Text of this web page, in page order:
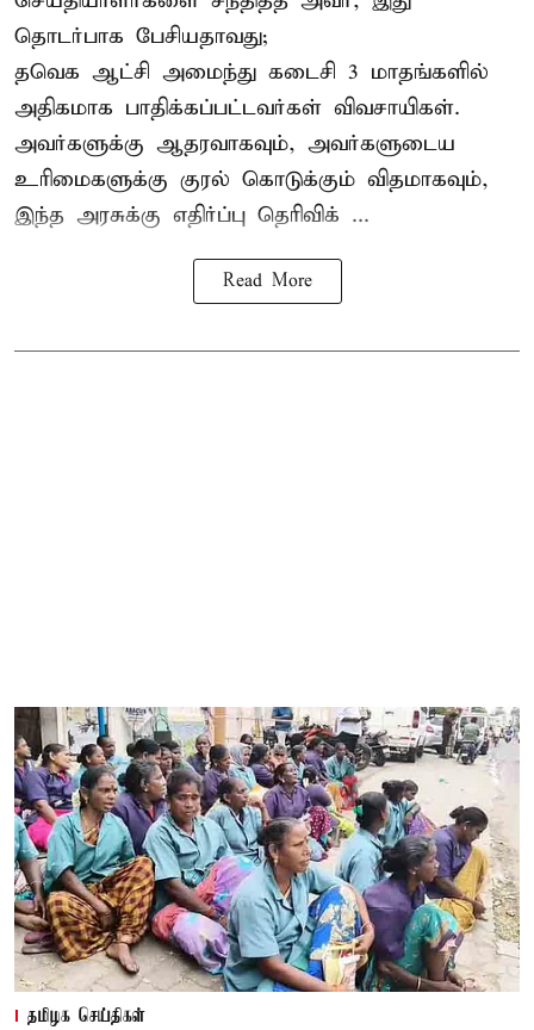
தொடர்பாக பேசியதாவது;
தவெக ஆட்சி அமைந்து கடைசி 3 மாதங்களில்
அதிகமாக பாதிக்கப்பட்டவர்கள் விவசாயிகள்.
அவர்களுக்கு ஆதரவாகவும், அவர்களுடைய
உரிமைகளுக்கு குரல் கொடுக்கும் விதமாகவும்,
இந்த அரசுக்கு எதிர்ப்பு தெரிவிக் ...
Read More
தமிழக செய்திகள்